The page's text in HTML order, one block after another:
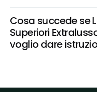
Cosa succede se
Superiori
voglio dare